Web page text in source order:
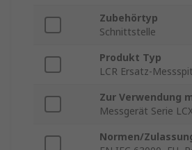
Zubehörtyp
Schnittstelle
Produkt Typ
LCR Ersatz-
Zur Verwendung
Messgerät Serie
Normen/